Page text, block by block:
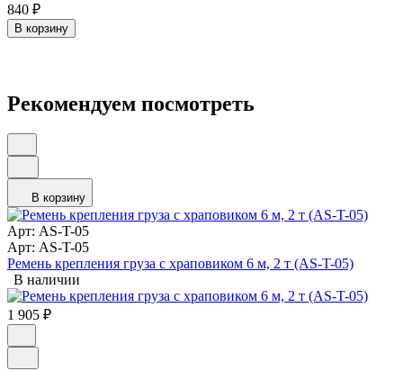
840 ₽
В корзину
Рекомендуем посмотреть
В корзину
Арт: AS-T-05
Арт: AS-T-05
Ремень крепления груза с храповиком 6 м, 2 т (AS-T-05)
В наличии
1 905 ₽